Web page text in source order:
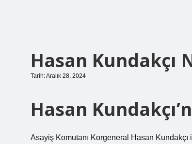
Hasan Kundakçı
Tarih: Aralık 28, 2024
Hasan
Asayiş Komutanı Korgeneral Hasan Kundakçı